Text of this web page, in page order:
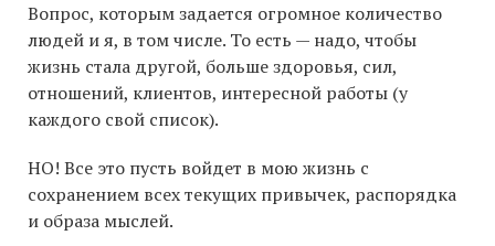
Вопрос, которым задается огромное количество
людей и я, в том числе. То есть — надо, чтобы
жизнь стала другой, больше здоровья, сил,
отношений, клиентов, интересной работы (у
каждого свой список).
НО! Все это пусть войдет в мою жизнь с
сохранением всех текущих привычек, распорядка
и образа мыслей.